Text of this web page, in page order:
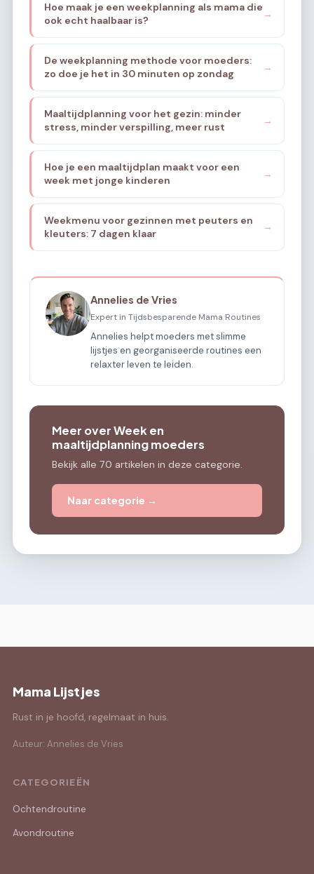
Hoe maak je een weekplanning als mama die
ook echt haalbaar is?
→
De weekplanning methode voor moeders:
zo doe je het in 30 minuten op zondag
→
Maaltijdplanning voor het gezin: minder
stress, minder verspilling, meer rust
→
Hoe je een maaltijdplan maakt voor een
week met jonge kinderen
→
Weekmenu voor gezinnen met peuters en
kleuters: 7 dagen klaar
→
Annelies de Vries
Expert in Tijdsbesparende Mama Routines
Annelies helpt moeders met slimme
lijstjes en georganiseerde routines een
relaxter leven te leiden.
Meer over Week en
maaltijdplanning moeders
Bekijk alle 70 artikelen in deze categorie.
Naar categorie →
Mama Lijstjes
Rust in je hoofd, regelmaat in huis.
Auteur: Annelies de Vries
CATEGORIEËN
Ochtendroutine
Avondroutine